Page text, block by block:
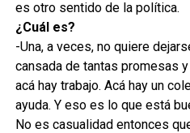
es otro sentido de la política.
¿Cuál es?
-Una, a veces, no quiere
cansada de tantas promesas
acá hay trabajo. Acá hay un
ayuda. Y eso es lo que está
No es casualidad entonces